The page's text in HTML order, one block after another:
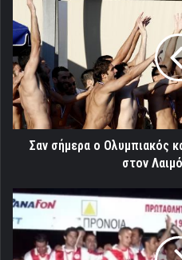
σήμερα
ο
Ολυμπιακός
κατέκτησε
το
Κύπελλο
μέσα
στον
ΛαιμόΣαν σήμερα ο Ολυμπιακός
στον
Φιέστα
του
τέταρτoυ